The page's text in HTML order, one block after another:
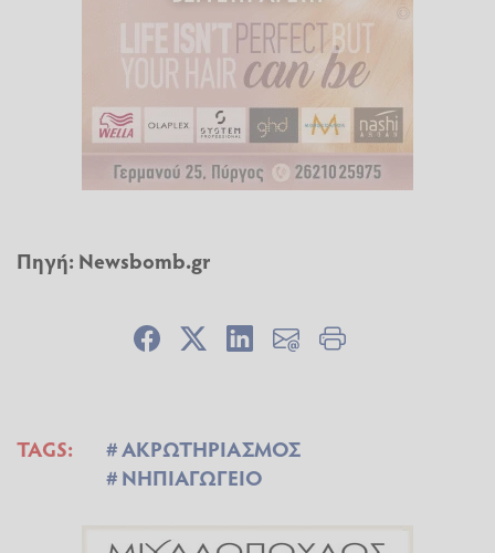
Πηγή: Newsbomb.gr
TAGS:
ΑΚΡΩΤΗΡΙΑΣΜΟΣ
ΝΗΠΙΑΓΩΓΕΙΟ